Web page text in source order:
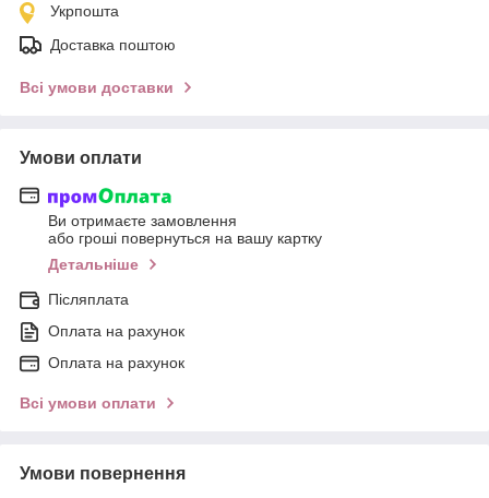
Укрпошта
Доставка поштою
Всі умови доставки
Умови оплати
Ви отримаєте замовлення
або гроші повернуться на вашу картку
Детальніше
Післяплата
Оплата на рахунок
Оплата на рахунок
Всі умови оплати
Умови повернення